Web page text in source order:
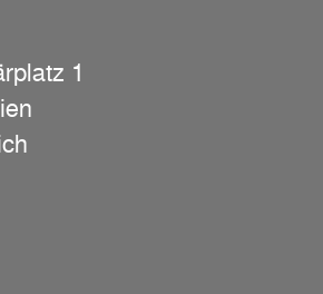
Zentrum für Pferde
1